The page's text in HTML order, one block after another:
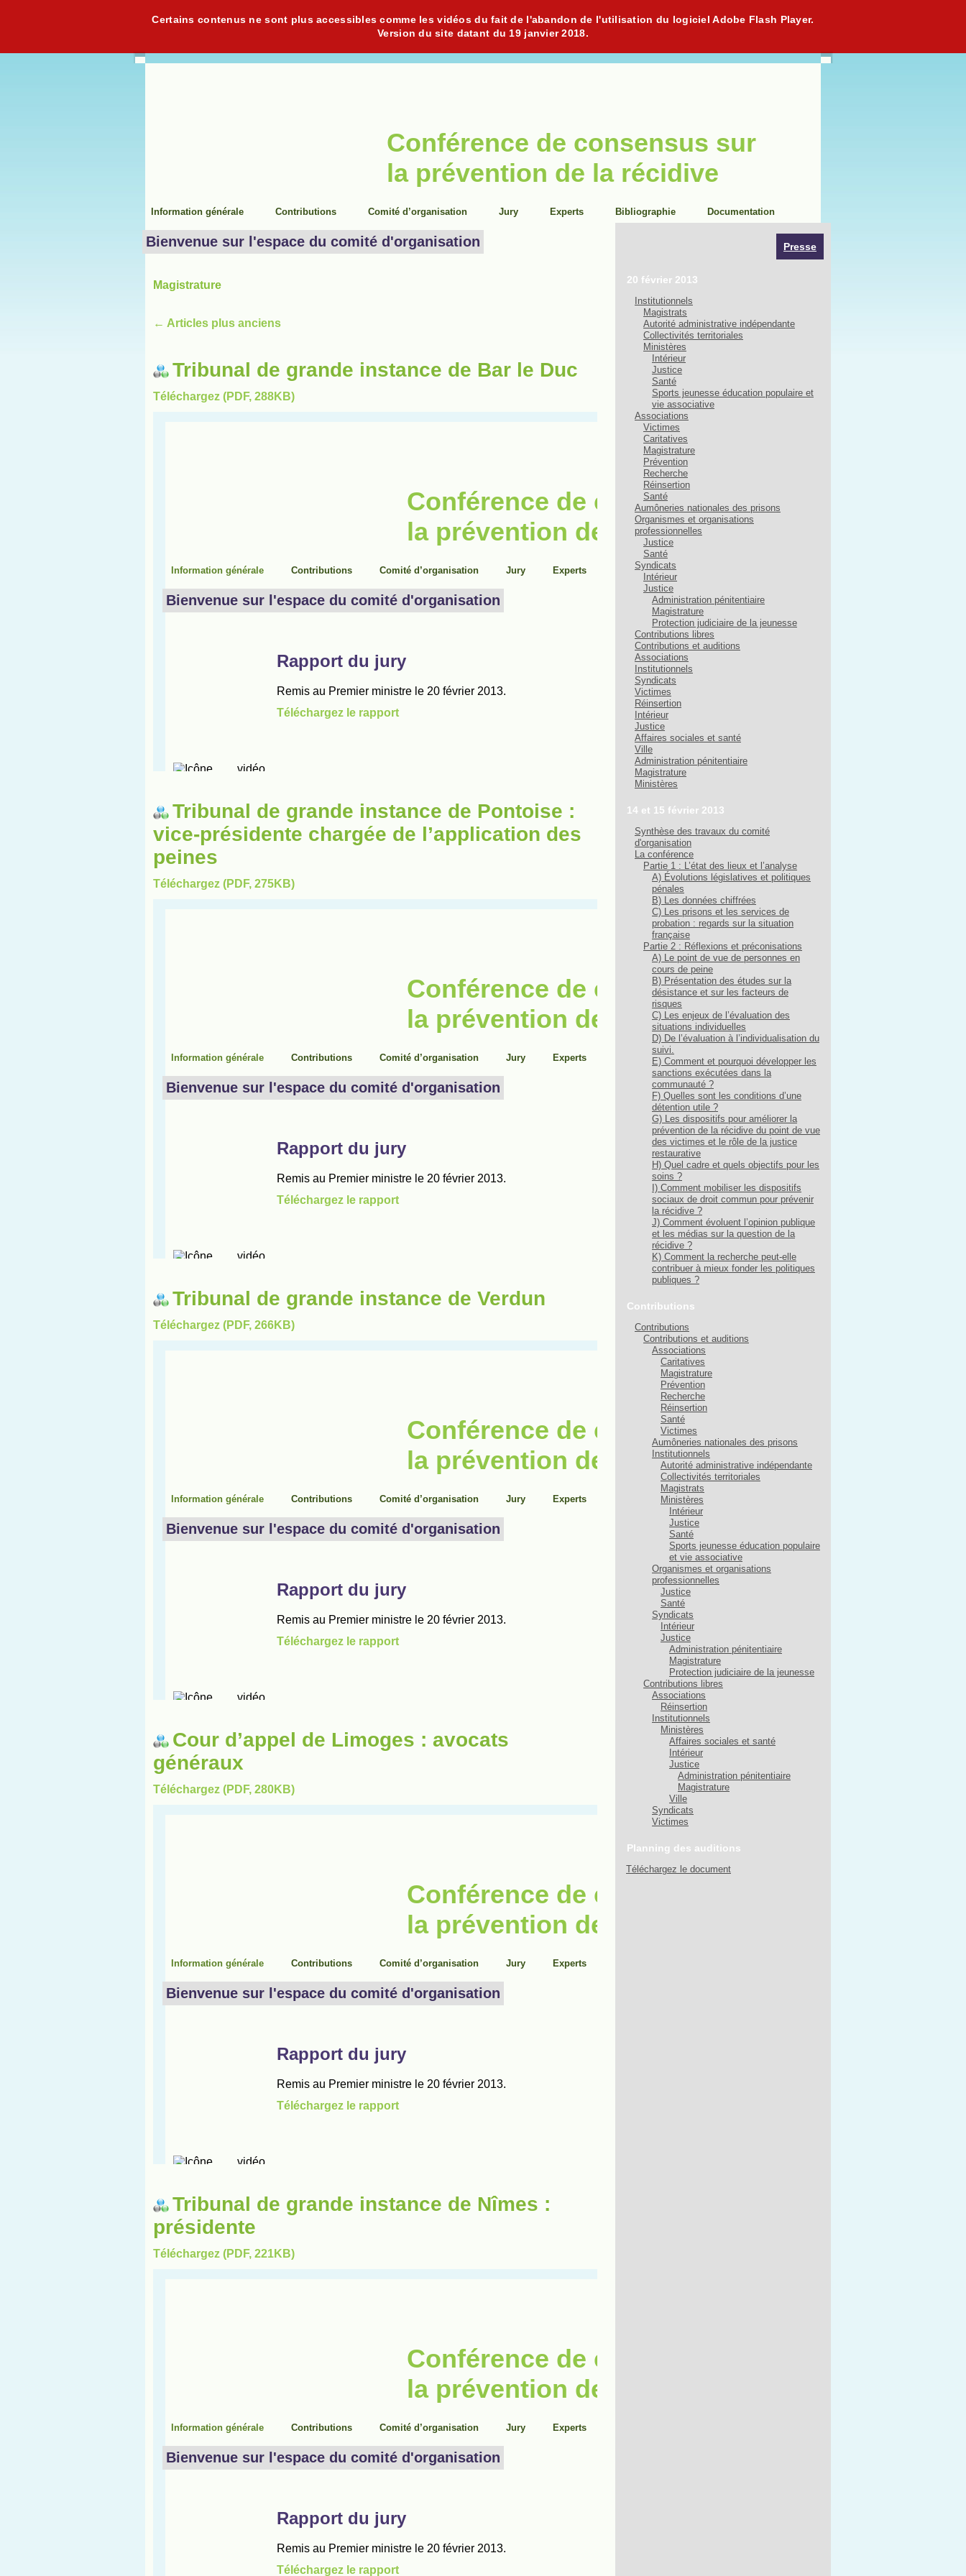
Certains contenus ne sont plus accessibles comme les vidéos du fait de l'abandon de l'utilisation du logiciel Adobe Flash Player.
Version du site datant du 19 janvier 2018.
Conférence de consensus sur
la prévention de la récidive
Information générale Contributions Comité d’organisation Jury Experts Bibliographie Documentation
Bienvenue sur l'espace du comité d'organisation
Magistrature
← Articles plus anciens
Tribunal de grande instance de Bar le Duc
Téléchargez (PDF, 288KB)
Tribunal de grande instance de Pontoise :
vice-présidente chargée de l’application des
peines
Téléchargez (PDF, 275KB)
Tribunal de grande instance de Verdun
Téléchargez (PDF, 266KB)
Cour d’appel de Limoges : avocats
généraux
Téléchargez (PDF, 280KB)
Tribunal de grande instance de Nîmes :
présidente
Téléchargez (PDF, 221KB)
Presse
20 février 2013
Institutionnels
Magistrats
Autorité administrative indépendante
Collectivités territoriales
Ministères
Intérieur
Justice
Santé
Sports jeunesse éducation populaire et
vie associative
Associations
Victimes
Caritatives
Magistrature
Prévention
Recherche
Réinsertion
Santé
Aumôneries nationales des prisons
Organismes et organisations
professionnelles
Justice
Santé
Syndicats
Intérieur
Justice
Administration pénitentiaire
Magistrature
Protection judiciaire de la jeunesse
Contributions libres
Contributions et auditions
Associations
Institutionnels
Syndicats
Victimes
Réinsertion
Intérieur
Justice
Affaires sociales et santé
Ville
Administration pénitentiaire
Magistrature
Ministères
14 et 15 février 2013
Synthèse des travaux du comité
d'organisation
La conférence
Partie 1 : L’état des lieux et l’analyse
A) Évolutions législatives et politiques
pénales
B) Les données chiffrées
C) Les prisons et les services de
probation : regards sur la situation
française
Partie 2 : Réflexions et préconisations
A) Le point de vue de personnes en
cours de peine
B) Présentation des études sur la
désistance et sur les facteurs de
risques
C) Les enjeux de l’évaluation des
situations individuelles
D) De l’évaluation à l’individualisation du
suivi.
E) Comment et pourquoi développer les
sanctions exécutées dans la
communauté ?
F) Quelles sont les conditions d’une
détention utile ?
G) Les dispositifs pour améliorer la
prévention de la récidive du point de vue
des victimes et le rôle de la justice
restaurative
H) Quel cadre et quels objectifs pour les
soins ?
I) Comment mobiliser les dispositifs
sociaux de droit commun pour prévenir
la récidive ?
J) Comment évoluent l’opinion publique
et les médias sur la question de la
récidive ?
K) Comment la recherche peut-elle
contribuer à mieux fonder les politiques
publiques ?
Contributions
Contributions
Contributions et auditions
Associations
Caritatives
Magistrature
Prévention
Recherche
Réinsertion
Santé
Victimes
Aumôneries nationales des prisons
Institutionnels
Autorité administrative indépendante
Collectivités territoriales
Magistrats
Ministères
Intérieur
Justice
Santé
Sports jeunesse éducation populaire
et vie associative
Organismes et organisations
professionnelles
Justice
Santé
Syndicats
Intérieur
Justice
Administration pénitentiaire
Magistrature
Protection judiciaire de la jeunesse
Contributions libres
Associations
Réinsertion
Institutionnels
Ministères
Affaires sociales et santé
Intérieur
Justice
Administration pénitentiaire
Magistrature
Ville
Syndicats
Victimes
Planning des auditions
Téléchargez le document